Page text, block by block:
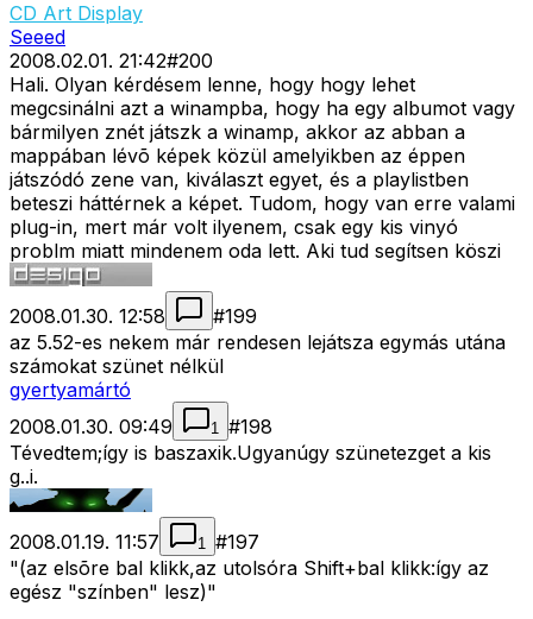
CD Art Display
Seeed
2008.02.01. 21:42#200
Hali. Olyan kérdésem lenne, hogy hogy lehet
megcsinálni azt a winampba, hogy ha egy albumot vagy
bármilyen znét játszk a winamp, akkor az abban a
mappában lévõ képek közül amelyikben az éppen
játszódó zene van, kiválaszt egyet, és a playlistben
beteszi háttérnek a képet. Tudom, hogy van erre valami
plug-in, mert már volt ilyenem, csak egy kis vinyó
problm miatt mindenem oda lett. Aki tud segítsen köszi
2008.01.30. 12:58 #199
az 5.52-es nekem már rendesen lejátsza egymás utána
számokat szünet nélkül
gyertyamártó
2008.01.30. 09:49
1 #198
Tévedtem;így is baszaxik.Ugyanúgy szünetezget a kis
g..i.
2008.01.19. 11:57 1 #197
"(az elsõre bal klikk,az utolsóra Shift+bal klikk:így az
egész "színben" lesz)"